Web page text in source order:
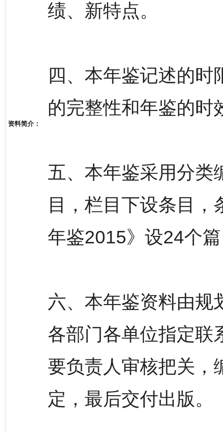
资料简介：
绩、新特点。
四、本年鉴记述的
的完整性和年鉴的时
五、本年鉴采用分类
目，栏目下设条目
年鉴2015》设24个
六、本年鉴资料由规
各部门各单位指定联
要负责人审核把关，
定，最后交付出版。